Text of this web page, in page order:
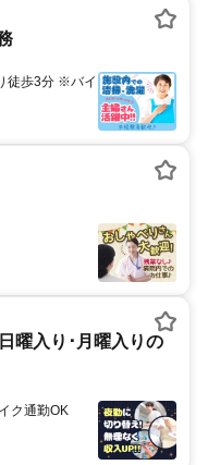
徒歩3分 ※バイ
曜入り･月曜入りの
ク通勤OK